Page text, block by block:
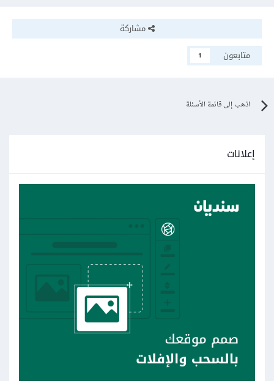
مشاركة
متابعون
1
اذهب إلى قائمة الأسئلة
إعلانات